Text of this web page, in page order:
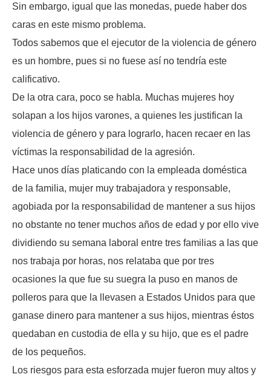
Sin embargo, igual que las monedas, puede haber dos
caras en este mismo problema.
Todos sabemos que el ejecutor de la violencia de género
es un hombre, pues si no fuese así no tendría este
calificativo.
De la otra cara, poco se habla. Muchas mujeres hoy
solapan a los hijos varones, a quienes les justifican la
violencia de género y para lograrlo, hacen recaer en las
víctimas la responsabilidad de la agresión.
Hace unos días platicando con la empleada doméstica
de la familia, mujer muy trabajadora y responsable,
agobiada por la responsabilidad de mantener a sus hijos
no obstante no tener muchos años de edad y por ello vive
dividiendo su semana laboral entre tres familias a las que
nos trabaja por horas, nos relataba que por tres
ocasiones la que fue su suegra la puso en manos de
polleros para que la llevasen a Estados Unidos para que
ganase dinero para mantener a sus hijos, mientras éstos
quedaban en custodia de ella y su hijo, que es el padre
de los pequeños.
Los riesgos para esta esforzada mujer fueron muy altos y